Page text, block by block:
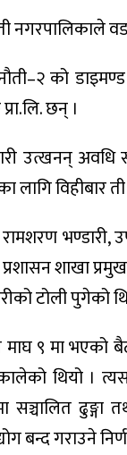
नगरपालिकाले
को डाइमण्ड
छन् ।
उत्खनन्
विहीबार
भण्डारी,
शाखा
टोली पुगेको
९ मा भएको
थियो ।
बन्द गराउने